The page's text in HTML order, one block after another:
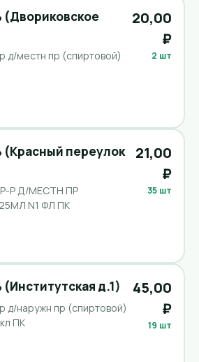
(Двориковское
д/местн пр (спиртовой)
20,00
₽
2 шт
(Красный переулок
Р Д/МЕСТН ПР
N1 ФЛ ПК
21,00
₽
35 шт
д.1)
д/наружн пр (спиртовой)
ПК
45,00
₽
19 шт